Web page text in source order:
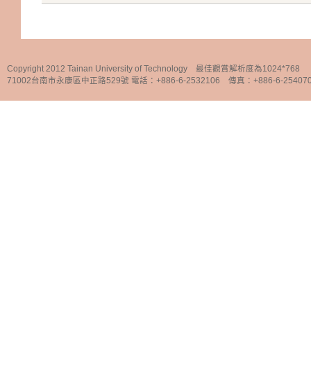
Copyright 2012 Tainan University of Technology 最佳觀賞解析度為1024*768
71002台南市永康區中正路529號 電話：+886-6-2532106 傳真：+886-6-